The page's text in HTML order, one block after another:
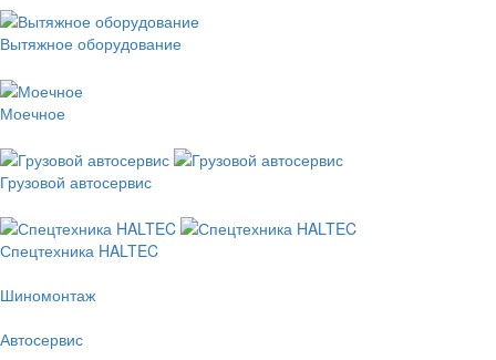
Вытяжное оборудование
Моечное
Грузовой автосервис
Спецтехника HALTEC
Шиномонтаж
Автосервис